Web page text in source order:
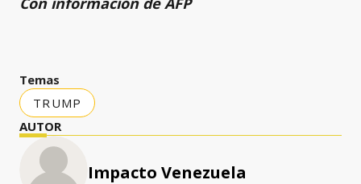
Temas
TRUMP
AUTOR
Impacto Venezuela